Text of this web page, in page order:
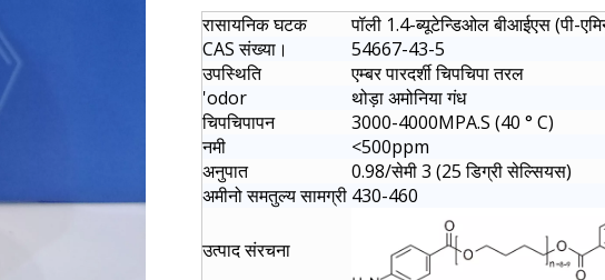
रासायनिक घटक
पॉली 1.4-ब्यूटेन्डिओल बीआईएस (पी-
CAS संख्या।
54667-43-5
उपस्थिति
एम्बर पारदर्शी चिपचिपा तरल
'odor
थोड़ा अमोनिया गंध
चिपचिपापन
3000-4000MPA.S (40 ° C)
नमी
<500ppm
अनुपात
0.98/सेमी 3 (25 डिग्री सेल्सियस)
अमीनो समतुल्य सामग्री 430-460
उत्पाद संरचना